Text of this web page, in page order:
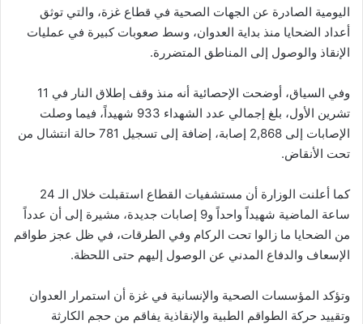
اليومية الصادرة عن الجهات الصحية في قطاع غزة، والتي توثق
أعداد الضحايا منذ بداية العدوان، وسط صعوبات كبيرة في عمليات
الإنقاذ والوصول إلى المناطق المتضررة.
وفي السياق، أوضحت الإحصائية أنه منذ وقف إطلاق النار في 11
تشرين الأول، بلغ إجمالي عدد الشهداء 933 شهيداً، فيما وصلت
الإصابات إلى 2,868 إصابة، إضافة إلى تسجيل 781 حالة انتشال من
تحت الأنقاض.
كما أعلنت الوزارة أن مستشفيات القطاع استقبلت خلال الـ 24
ساعة الماضية شهيداً واحداً و9 إصابات جديدة، مشيرة إلى أن عدداً
من الضحايا ما زالوا تحت الركام وفي الطرقات، في ظل عجز طواقم
الإسعاف والدفاع المدني عن الوصول إليهم حتى اللحظة.
وتؤكد المؤسسات الصحية والإنسانية في غزة أن استمرار العدوان
وتقييد حركة الطواقم الطبية والإنقاذية يفاقم من حجم الكارثة